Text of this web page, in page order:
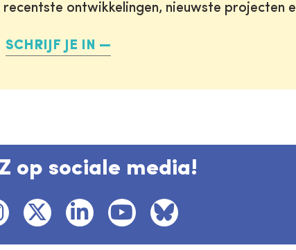
ontwikkelingen, nieuwste projecten
SCHRIJF JE IN
op sociale media!